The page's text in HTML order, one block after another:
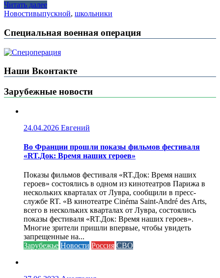
Читать далее
Новостивыпускной, школьники
Специальная военная операция
Наши Вконтакте
Зарубежные новости
24.04.2026 Евгений
Во Франции прошли показы фильмов фестиваля
«RT.Док: Время наших героев»
Показы фильмов фестиваля «RT.Док: Время наших
героев» состоялись в одном из кинотеатров Парижа в
нескольких кварталах от Лувра, сообщили в пресс-
службе RT. «В кинотеатре Cinéma Saint-André des Arts,
всего в нескольких кварталах от Лувра, состоялись
показы фестиваля «RT.Док: Время наших героев».
Многие зрители пришли впервые, чтобы увидеть
запрещенные на...
Зарубежье Новости Россия СВО